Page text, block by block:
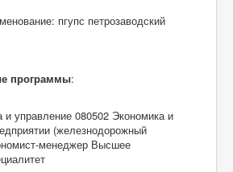
пгупс петрозаводский
программы:
и управление 080502 Экономика и
(железнодорожный
менеджер Высшее